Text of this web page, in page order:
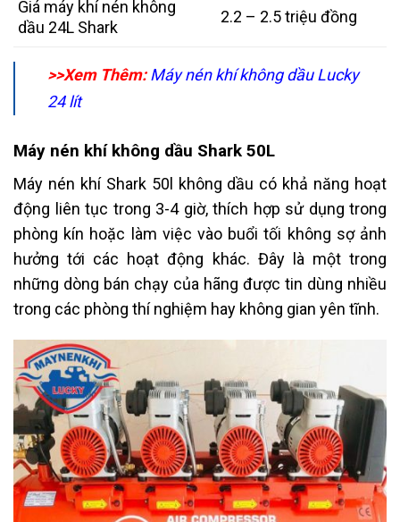
Giá máy khí nén không
dầu 24L Shark
2.2 – 2.5 triệu đồng
>>Xem Thêm: Máy nén khí không dầu Lucky
24 lít
Máy nén khí không dầu Shark 50L
Máy nén khí Shark 50l không dầu có khả năng hoạt
động liên tục trong 3-4 giờ, thích hợp sử dụng trong
phòng kín hoặc làm việc vào buổi tối không sợ ảnh
hưởng tới các hoạt động khác. Đây là một trong
những dòng bán chạy của hãng được tin dùng nhiều
trong các phòng thí nghiệm hay không gian yên tĩnh.